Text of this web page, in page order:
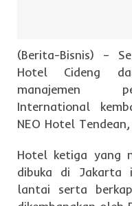
(Berita-Bisnis) –
Hotel Cideng
manajemen
International
NEO Hotel
Hotel ketiga yang
dibuka di Jakarta
lantai serta